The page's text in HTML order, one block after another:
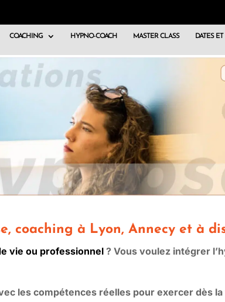
COACHING HYPNO-COACH MASTER CLASS DATES ET
coaching à Lyon, Annecy et à
vie ou professionnel ? Vous voulez intégrer
les compétences réelles pour exercer dès